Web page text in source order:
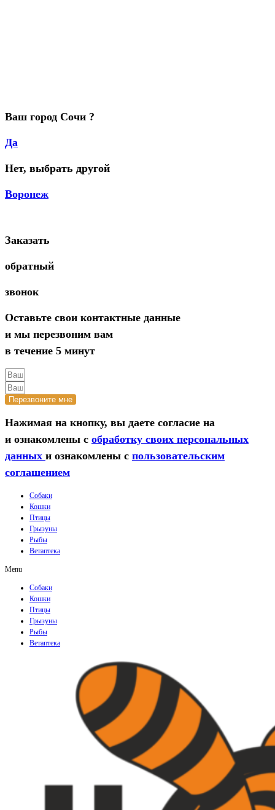
Ваш город Сочи ?
Да
Нет, выбрать другой
Воронеж
Заказать
обратный
звонок
Оставьте свои контактные данные
и мы перезвоним вам
в течение 5 минут
Перезвоните мне
Нажимая на кнопку, вы даете согласие на
и ознакомлены с обработку своих персональных
данных и ознакомлены с пользовательским
соглашением
Собаки
Кошки
Птицы
Грызуны
Рыбы
Ветаптека
Menu
Собаки
Кошки
Птицы
Грызуны
Рыбы
Ветаптека